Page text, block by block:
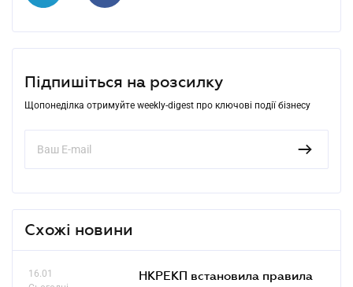
Підпишіться на розсилку
Щопонеділка отримуйте weekly-digest про ключові події бізнесу
Схожі новини
16.01
НКРЕКП встановила правила